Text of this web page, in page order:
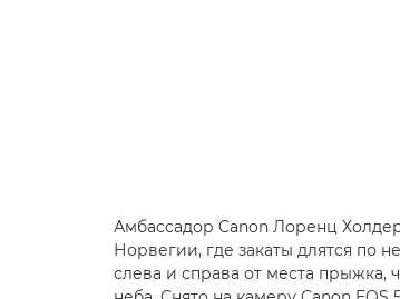
Амбассадор Canon Лоренц
Норвегии, где закаты длятся по
слева и справа от места прыжка,